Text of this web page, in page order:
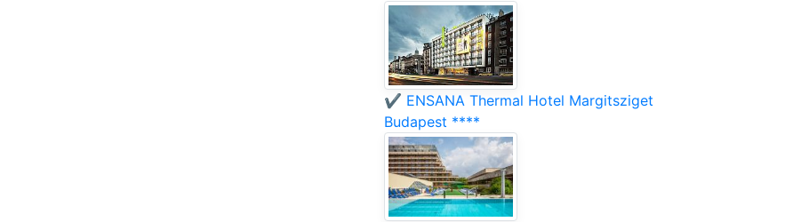
✔️ ENSANA Thermal Hotel Margitsziget
Budapest ****